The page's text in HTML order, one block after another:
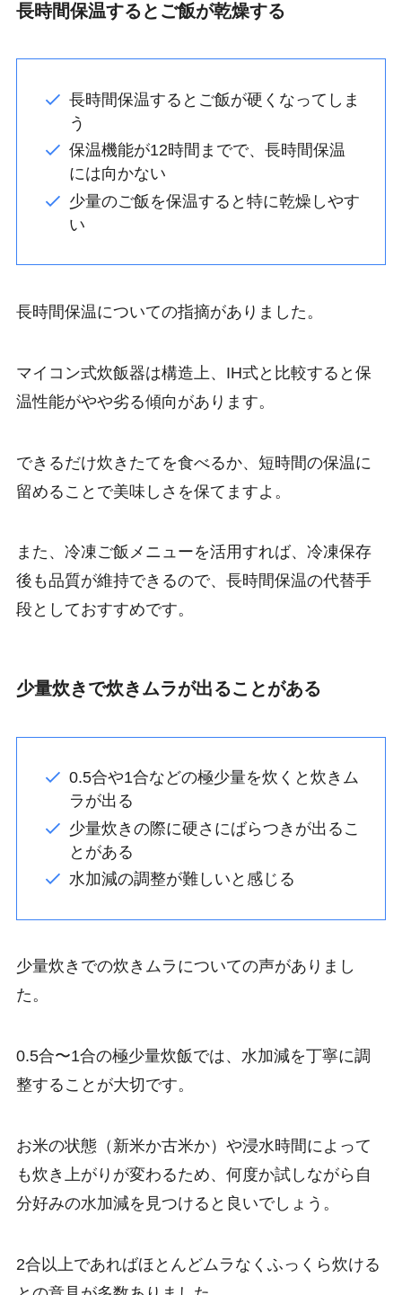
長時間保温するとご飯が乾燥する
長時間保温するとご飯が硬くなってしま
う
保温機能が12時間までで、長時間保温
には向かない
少量のご飯を保温すると特に乾燥しやす
い
長時間保温についての指摘がありました。
マイコン式炊飯器は構造上、IH式と比較すると保
温性能がやや劣る傾向があります。
できるだけ炊きたてを食べるか、短時間の保温に
留めることで美味しさを保てますよ。
また、冷凍ご飯メニューを活用すれば、冷凍保存
後も品質が維持できるので、長時間保温の代替手
段としておすすめです。
少量炊きで炊きムラが出ることがある
0.5合や1合などの極少量を炊くと炊きム
ラが出る
少量炊きの際に硬さにばらつきが出るこ
とがある
水加減の調整が難しいと感じる
少量炊きでの炊きムラについての声がありまし
た。
0.5合〜1合の極少量炊飯では、水加減を丁寧に調
整することが大切です。
お米の状態（新米か古米か）や浸水時間によって
も炊き上がりが変わるため、何度か試しながら自
分好みの水加減を見つけると良いでしょう。
2合以上であればほとんどムラなくふっくら炊ける